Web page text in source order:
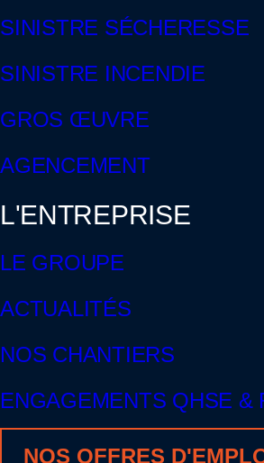
SINISTRE SÉCHERESSE
SINISTRE INCENDIE
GROS ŒUVRE
AGENCEMENT
L'ENTREPRISE
LE GROUPE
ACTUALITÉS
NOS CHANTIERS
ENGAGEMENTS QHSE &
NOS OFFRES